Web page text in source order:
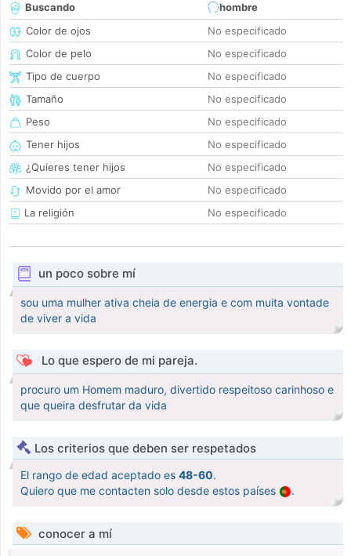
Buscando
hombre
Color de ojos
No especificado
Color de pelo
No especificado
Tipo de cuerpo
No especificado
Tamaño
No especificado
Peso
No especificado
Tener hijos
No especificado
¿Quieres tener hijos
No especificado
Movido por el amor
No especificado
La religión
No especificado
un poco sobre mí
sou uma mulher ativa cheia de energia e com muita vontade
de viver a vida
Lo que espero de mi pareja.
procuro um Homem maduro, divertido respeitoso carinhoso e
que queira desfrutar da vida
Los criterios que deben ser respetados
El rango de edad aceptado es 48-60.
Quiero que me contacten solo desde estos países
.
conocer a mí